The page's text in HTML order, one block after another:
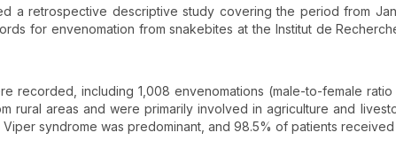
a retrospective descriptive study covering the period from
for envenomation from snakebites at the Institut de
recorded, including 1,008 envenomations (male-to-female
rural areas and were primarily involved in agriculture and
syndrome was predominant, and 98.5% of patients